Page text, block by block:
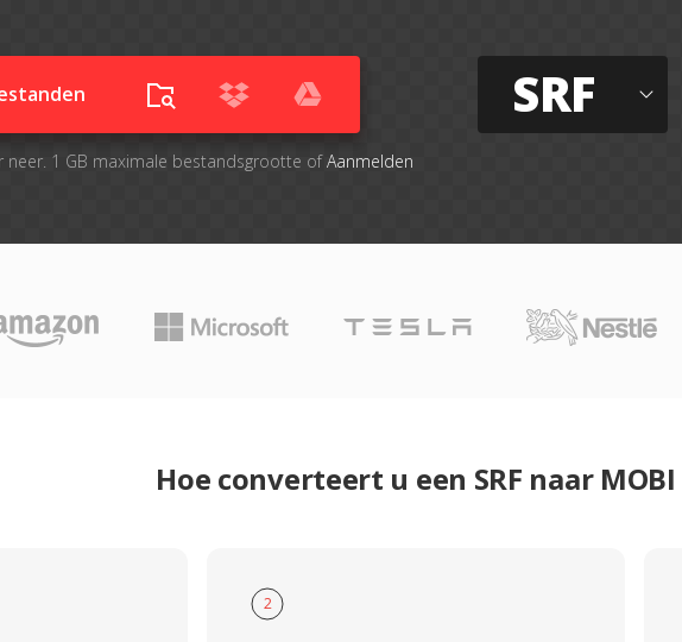
neer. 1 GB maximale bestandsgrootte ofAanmelden
SRF
Hoe converteert u een SRF naar MOBI
2